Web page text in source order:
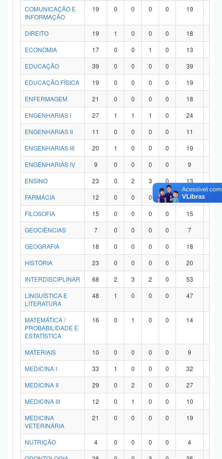
COMUNICAÇÃO E
INFORMAÇÃO
19 0 0 0 0 19
DIREITO 19 1 0 0 0 18
ECONOMIA
17 0 0 1 0 13
EDUCAÇÃO
39 0 0 0 0 39
EDUCAÇÃO FÍSICA
19 0 0 0 0 19
ENFERMAGEM
21 0 0 0 0 18
ENGENHARIAS I
27 1 1 1 0 24
ENGENHARIAS II
11 0 0 0 0 11
ENGENHARIAS III
20 1 0 0 0 19
ENGENHARIAS IV
9 0 0 0 0 9
ENSINO
23 0 2 3 0 13
FARMÁCIA
12 0 0 0 0 12
FILOSOFIA
15 0 0 0 0 15
GEOCIÊNCIAS
7 0 0 0 0 7
GEOGRAFIA
18 0 0 0 0 18
HISTÓRIA
23 0 0 0 0 20
INTERDISCIPLINAR
68 2 3 2 0 53
LINGUÍSTICA E
LITERATURA
48 1 0 0 0 47
MATEMÁTICA /
PROBABILIDADE E
ESTATÍSTICA
16 0 1 0 0 14
MATERIAIS 10 0 0 0 0 9
MEDICINA I
33 1 0 0 0 32
MEDICINA II
29 0 2 0 0 27
MEDICINA III
12 0 1 0 0 10
MEDICINA
VETERINÁRIA
21 0 0 0 0 19
NUTRIÇÃO 4 0 0 0 0 4